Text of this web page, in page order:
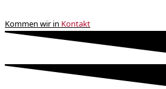
Kommen wir in Kontakt